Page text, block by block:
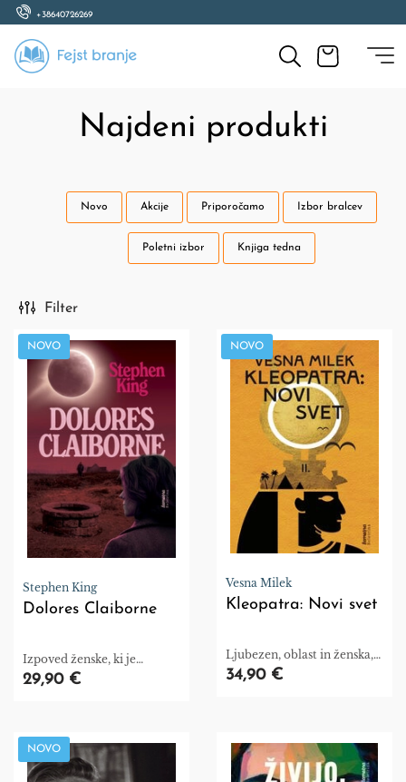
+38640726269
Najdeni produkti
Novo Akcije Priporočamo Izbor bralcev
Poletni izbor Knjiga tedna
Filter
NOVO
Stephen King
Dolores Claiborne
Izpoved ženske, ki je
predolgo molčala.
29,90 €
NOVO
Vesna Milek
Kleopatra: Novi svet
Ljubezen, oblast in ženska,
ki je znala prebrati svoj čas.
34,90 €
NOVO